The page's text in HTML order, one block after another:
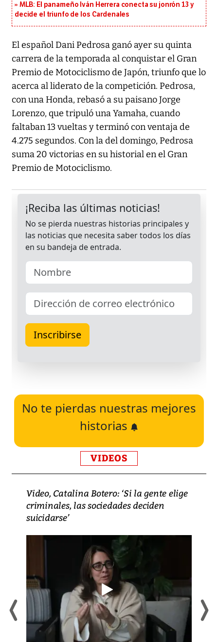
MLB: El panameño Iván Herrera conecta su jonrón 13 y
decide el triunfo de los Cardenales
El español Dani Pedrosa ganó ayer su quinta
carrera de la temporada al conquistar el Gran
Premio de Motociclismo de Japón, triunfo que lo
acerca al liderato de la competición. Pedrosa,
con una Honda, rebasó a su paisano Jorge
Lorenzo, que tripuló una Yamaha, cuando
faltaban 13 vueltas y terminó con ventaja de
4.275 segundos. Con la del domingo, Pedrosa
suma 20 victorias en su historial en el Gran
Premio de Motociclismo.
No te pierdas nuestras mejores
historias
VIDEOS
Video, Catalina Botero: ‘Si la gente elige
criminales, las sociedades deciden
suicidarse’